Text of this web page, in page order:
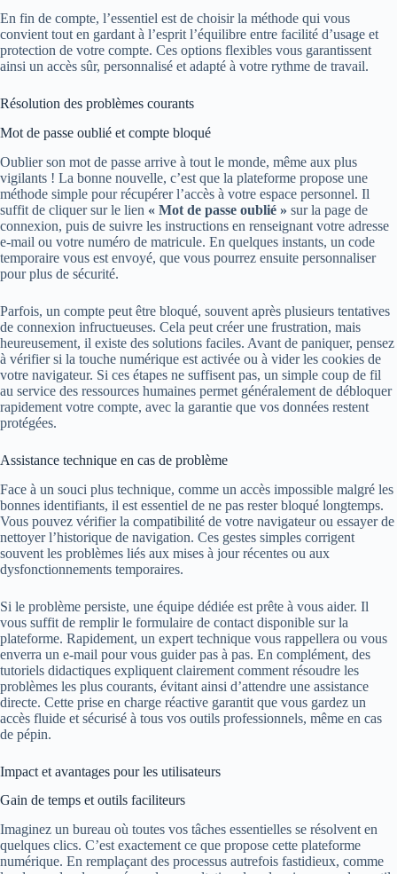
En fin de compte, l’essentiel est de choisir la méthode qui vous
convient tout en gardant à l’esprit l’équilibre entre facilité d’usage et
protection de votre compte. Ces options flexibles vous garantissent
ainsi un accès sûr, personnalisé et adapté à votre rythme de travail.
Résolution des problèmes courants
Mot de passe oublié et compte bloqué
Oublier son mot de passe arrive à tout le monde, même aux plus
vigilants ! La bonne nouvelle, c’est que la plateforme propose une
méthode simple pour récupérer l’accès à votre espace personnel. Il
suffit de cliquer sur le lien « Mot de passe oublié » sur la page de
connexion, puis de suivre les instructions en renseignant votre adresse
e-mail ou votre numéro de matricule. En quelques instants, un code
temporaire vous est envoyé, que vous pourrez ensuite personnaliser
pour plus de sécurité.
Parfois, un compte peut être bloqué, souvent après plusieurs tentatives
de connexion infructueuses. Cela peut créer une frustration, mais
heureusement, il existe des solutions faciles. Avant de paniquer, pensez
à vérifier si la touche numérique est activée ou à vider les cookies de
votre navigateur. Si ces étapes ne suffisent pas, un simple coup de fil
au service des ressources humaines permet généralement de débloquer
rapidement votre compte, avec la garantie que vos données restent
protégées.
Assistance technique en cas de problème
Face à un souci plus technique, comme un accès impossible malgré les
bonnes identifiants, il est essentiel de ne pas rester bloqué longtemps.
Vous pouvez vérifier la compatibilité de votre navigateur ou essayer de
nettoyer l’historique de navigation. Ces gestes simples corrigent
souvent les problèmes liés aux mises à jour récentes ou aux
dysfonctionnements temporaires.
Si le problème persiste, une équipe dédiée est prête à vous aider. Il
vous suffit de remplir le formulaire de contact disponible sur la
plateforme. Rapidement, un expert technique vous rappellera ou vous
enverra un e-mail pour vous guider pas à pas. En complément, des
tutoriels didactiques expliquent clairement comment résoudre les
problèmes les plus courants, évitant ainsi d’attendre une assistance
directe. Cette prise en charge réactive garantit que vous gardez un
accès fluide et sécurisé à tous vos outils professionnels, même en cas
de pépin.
Impact et avantages pour les utilisateurs
Gain de temps et outils faciliteurs
Imaginez un bureau où toutes vos tâches essentielles se résolvent en
quelques clics. C’est exactement ce que propose cette plateforme
numérique. En remplaçant des processus autrefois fastidieux, comme